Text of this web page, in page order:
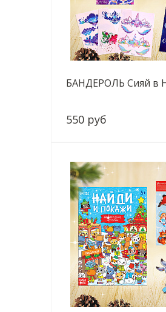
БАНДЕРОЛЬ Сияй в
550 руб